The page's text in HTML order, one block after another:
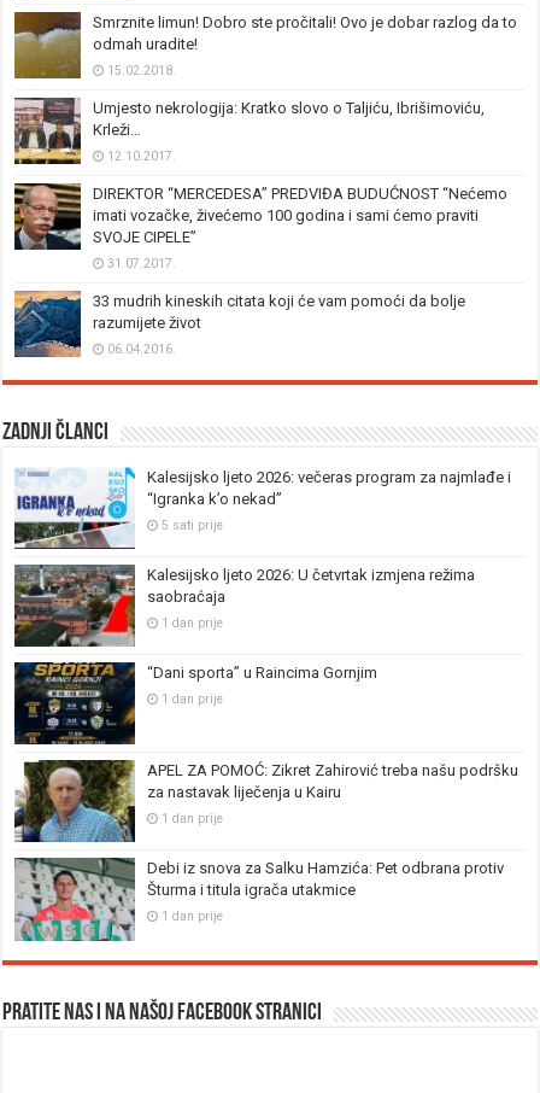
Smrznite limun! Dobro ste pročitali! Ovo je dobar razlog da to
odmah uradite!
15.02.2018.
Umjesto nekrologija: Kratko slovo o Taljiću, Ibrišimoviću,
Krleži…
12.10.2017.
DIREKTOR “MERCEDESA” PREDVIĐA BUDUĆNOST “Nećemo
imati vozačke, živećemo 100 godina i sami ćemo praviti
SVOJE CIPELE”
31.07.2017.
33 mudrih kineskih citata koji će vam pomoći da bolje
razumijete život
06.04.2016.
Zadnji članci
Kalesijsko ljeto 2026: večeras program za najmlađe i
“Igranka k’o nekad”
5 sati prije
Kalesijsko ljeto 2026: U četvrtak izmjena režima
saobraćaja
1 dan prije
“Dani sporta” u Raincima Gornjim
1 dan prije
APEL ZA POMOĆ: Zikret Zahirović treba našu podršku
za nastavak liječenja u Kairu
1 dan prije
Debi iz snova za Salku Hamzića: Pet odbrana protiv
Šturma i titula igrača utakmice
1 dan prije
Pratite nas i na našoj facebook stranici